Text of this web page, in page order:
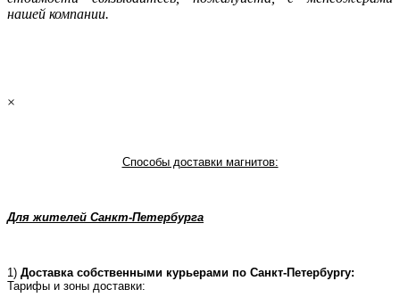
нашей компании.
×
Способы доставки магнитов:
Для жителей Санкт-Петербурга
1) Доставка собственными курьерами по Санкт-Петербургу:
Тарифы и зоны доставки: